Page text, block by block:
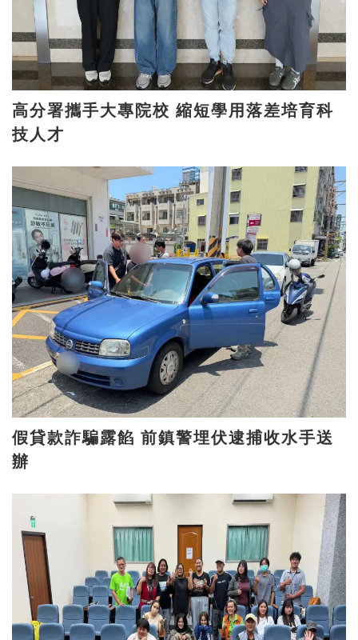
高分署攜手大專院校 縮短學用落差培育科
技人才
假貸款詐騙露餡 前鎮警埋伏逮捕收水手送
辦